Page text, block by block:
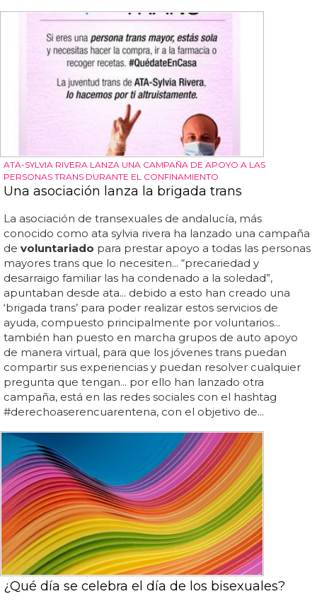
ATA-SYLVIA RIVERA LANZA UNA CAMPAÑA DE APOYO A LAS
PERSONAS TRANS DURANTE EL CONFINAMIENTO
Una asociación lanza la brigada trans
La asociación de transexuales de andalucía, más
conocido como ata sylvia rivera ha lanzado una campaña
de voluntariado para prestar apoyo a todas las personas
mayores trans que lo necesiten... “precariedad y
desarraigo familiar las ha condenado a la soledad”,
apuntaban desde ata... debido a esto han creado una
‘brigada trans’ para poder realizar estos servicios de
ayuda, compuesto principalmente por voluntarios...
también han puesto en marcha grupos de auto apoyo
de manera virtual, para que los jóvenes trans puedan
compartir sus experiencias y puedan resolver cualquier
pregunta que tengan... por ello han lanzado otra
campaña, está en las redes sociales con el hashtag
#derechoaserencuarentena, con el objetivo de...
¿Qué día se celebra el día de los bisexuales?